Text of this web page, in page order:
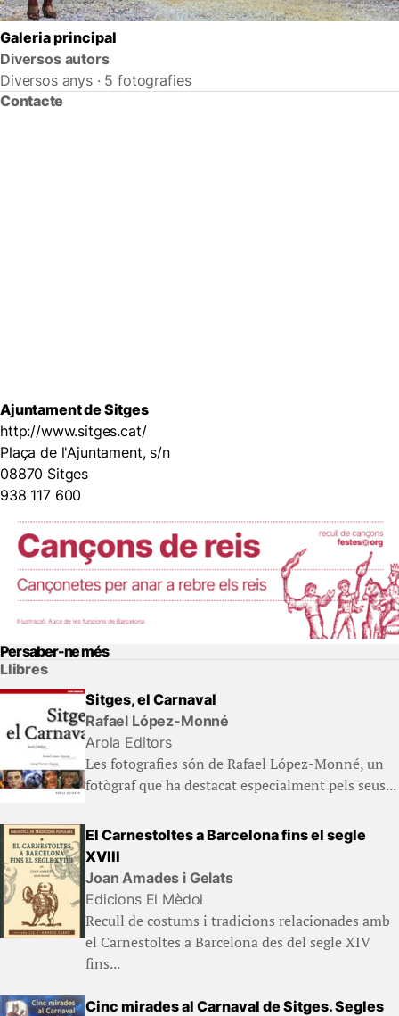
Galeria principal
Diversos autors
Diversos anys · 5 fotografies
Contacte
Ajuntament de Sitges
http://www.sitges.cat/
Plaça de l'Ajuntament, s/n
08870 Sitges
938 117 600
Per saber-ne més
Llibres
Sitges, el Carnaval
Rafael López-Monné
Arola Editors
Les fotografies són de Rafael López-Monné, un
fotògraf que ha destacat especialment pels seus...
El Carnestoltes a Barcelona fins el segle
XVIII
Joan Amades i Gelats
Edicions El Mèdol
Recull de costums i tradicions relacionades amb
el Carnestoltes a Barcelona des del segle XIV
fins...
Cinc mirades al Carnaval de Sitges. Segles